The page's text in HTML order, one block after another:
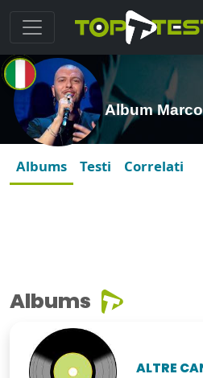
Album
Albums Testi Correlati
Albums
ALTRE